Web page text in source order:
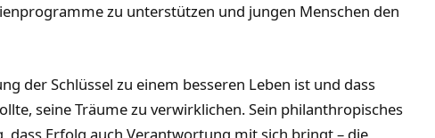
zu unterstützen und jungen Menschen den
der Schlüssel zu einem besseren Leben ist und dass
seine Träume zu verwirklichen. Sein philanthropisches
dass Erfolg auch Verantwortung mit sich bringt – die